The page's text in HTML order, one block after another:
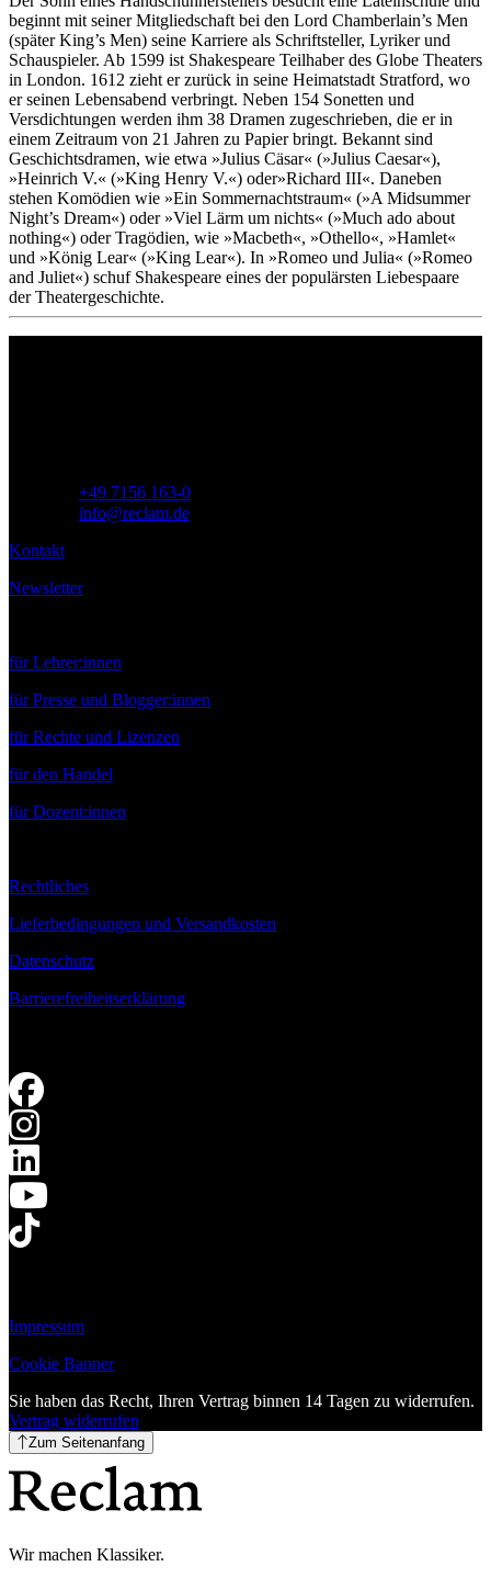
beginnt mit seiner Mitgliedschaft bei den Lord Chamberlain’s Men
(später King’s Men) seine Karriere als Schriftsteller, Lyriker und
Schauspieler. Ab 1599 ist Shakespeare Teilhaber des Globe Theaters
in London. 1612 zieht er zurück in seine Heimatstadt Stratford, wo
er seinen Lebensabend verbringt. Neben 154 Sonetten und
Versdichtungen werden ihm 38 Dramen zugeschrieben, die er in
einem Zeitraum von 21 Jahren zu Papier bringt. Bekannt sind
Geschichtsdramen, wie etwa »Julius Cäsar« (»Julius Caesar«),
»Heinrich V.« (»King Henry V.«) oder»Richard III«. Daneben
stehen Komödien wie »Ein Sommernachtstraum« (»A Midsummer
Night’s Dream«) oder »Viel Lärm um nichts« (»Much ado about
nothing«) oder Tragödien, wie »Macbeth«, »Othello«, »Hamlet«
und »König Lear« (»King Lear«). In »Romeo und Julia« (»Romeo
and Juliet«) schuf Shakespeare eines der populärsten Liebespaare
der Theatergeschichte.
+49 7156 163-0
info@reclam.de
Kontakt
Newsletter
für Lehrer:innen
für Presse und Blogger:innen
für Rechte und Lizenzen
für den Handel
für Dozent:innen
Rechtliches
Lieferbedingungen und Versandkosten
Datenschutz
Barrierefreiheitserklärung
Impressum
Cookie Banner
Sie haben das Recht, Ihren Vertrag binnen 14 Tagen zu widerrufen.
Vertrag widerrufen
Zum Seitenanfang
Wir machen Klassiker.